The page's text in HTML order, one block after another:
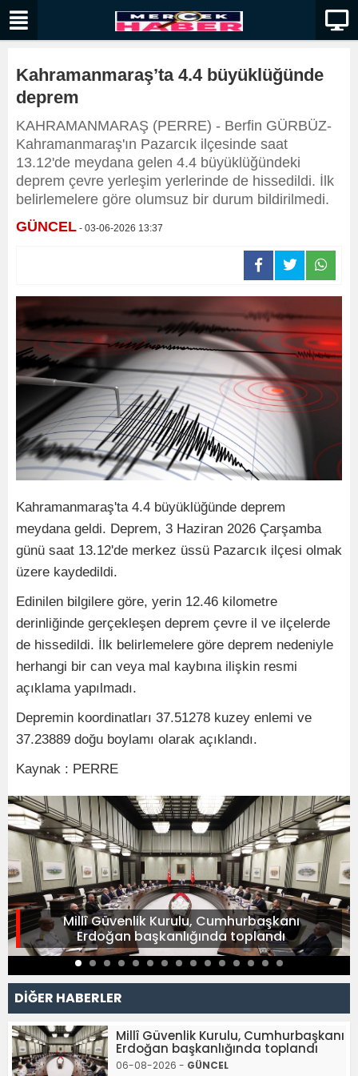
Kahramanmaraş’ta 4.4 büyüklüğünde
deprem
KAHRAMANMARAŞ (PERRE) - Berfin GÜRBÜZ-
Kahramanmaraş'ın Pazarcık ilçesinde saat
13.12'de meydana gelen 4.4 büyüklüğündeki
deprem çevre yerleşim yerlerinde de hissedildi. İlk
belirlemelere göre olumsuz bir durum bildirilmedi.
GÜNCEL - 03-06-2026 13:37
Kahramanmaraş'ta 4.4 büyüklüğünde deprem
meydana geldi. Deprem, 3 Haziran 2026 Çarşamba
günü saat 13.12'de merkez üssü Pazarcık ilçesi olmak
üzere kaydedildi.
Edinilen bilgilere göre, yerin 12.46 kilometre
derinliğinde gerçekleşen deprem çevre il ve ilçelerde
de hissedildi. İlk belirlemelere göre deprem nedeniyle
herhangi bir can veya mal kaybına ilişkin resmi
açıklama yapılmadı.
Depremin koordinatları 37.51278 kuzey enlemi ve
37.23889 doğu boylamı olarak açıklandı.
Kaynak : PERRE
Millî Güvenlik Kurulu, Cumhurbaşkanı
Erdoğan başkanlığında toplandı
DİĞER HABERLER
Millî Güvenlik Kurulu, Cumhurbaşkanı
Erdoğan başkanlığında toplandı
06-08-2026 - GÜNCEL